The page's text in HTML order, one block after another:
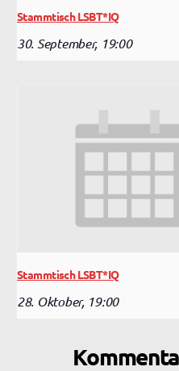
Stammtisch LSBT*IQ
30. September, 19:00
Stammtisch LSBT*IQ
28. Oktober, 19:00